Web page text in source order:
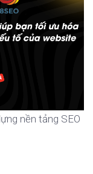
nền tảng SEO